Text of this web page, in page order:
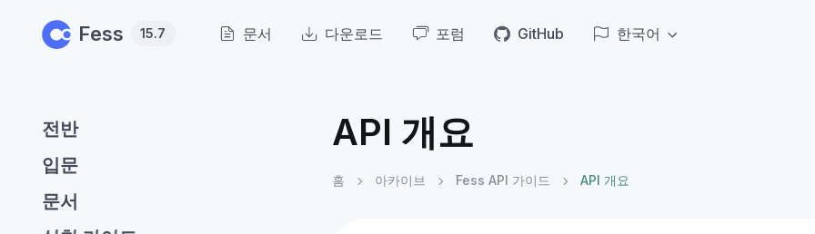
Fess 15.7 문서 다운로드 포럼 GitHub 한국어
전반
입문
문서
API 개요
홈 아카이브 Fess API 가이드 API 개요